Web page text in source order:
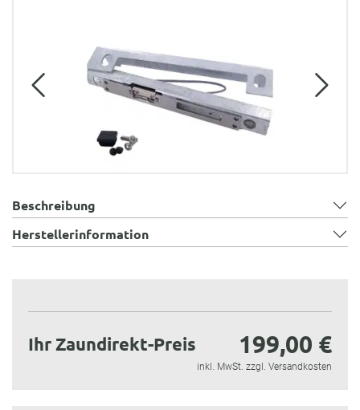
Beschreibung
Herstellerinformation
Ihr Zaundirekt-Preis 199,00 €
inkl. MwSt. zzgl. Versandkosten